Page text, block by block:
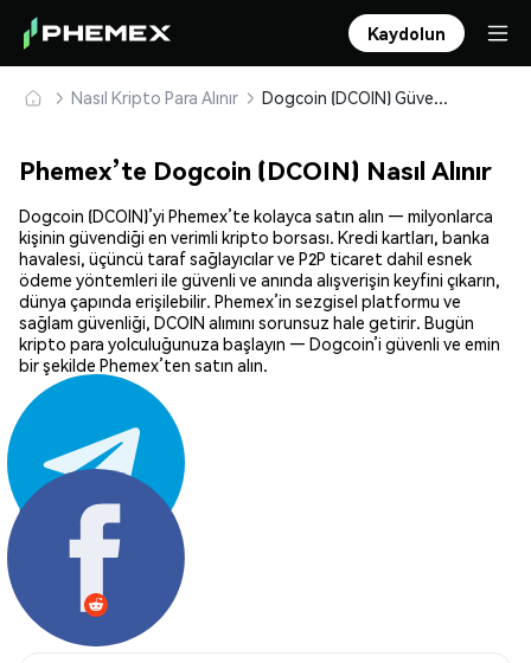
Kaydolun
Nasıl Kripto Para Alınır Dogcoin (DCOIN) Güvenle Satın Alın ve Saklayın
Phemex’te Dogcoin (DCOIN) Nasıl Alınır
Dogcoin (DCOIN)’yi Phemex’te kolayca satın alın — milyonlarca
kişinin güvendiği en verimli kripto borsası. Kredi kartları, banka
havalesi, üçüncü taraf sağlayıcılar ve P2P ticaret dahil esnek
ödeme yöntemleri ile güvenli ve anında alışverişin keyfini çıkarın,
dünya çapında erişilebilir. Phemex’in sezgisel platformu ve
sağlam güvenliği, DCOIN alımını sorunsuz hale getirir. Bugün
kripto para yolculuğunuza başlayın — Dogcoin’i güvenli ve emin
bir şekilde Phemex’ten satın alın.
Paylaş: